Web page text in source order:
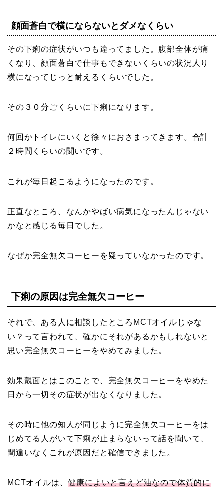
顔面蒼白で横にならないとダメなくらい
その下痢の症状がいつも違ってました。腹部全体が痛
くなり、顔面蒼白で仕事もできないくらいの状況人り
横になってじっと耐えるくらいでした。
その３０分ごくらいに下痢になります。
何回かトイレにいくと徐々におさまってきます。合計
２時間くらいの闘いです。
これが毎日起こるようになったのです。
正直なところ、なんかやばい病気になったんじゃない
かなと感じる毎日でした。
なぜか完全無欠コーヒーを疑っていなかったのです。
下痢の原因は完全無欠コーヒー
それで、ある人に相談したところMCTオイルじゃな
い？って言われて、確かにそれがあるかもしれないと
思い完全無欠コーヒーをやめてみました。
効果覿面とはこのことで、完全無欠コーヒーをやめた
日から一切その症状が出なくなりました。
その時に他の知人が同じように完全無欠コーヒーをは
じめてる人がいて下痢が止まらないって話を聞いて、
間違いなくこれが原因だと確信できました。
MCTオイルは、健康によいと言えど油なので体質的に